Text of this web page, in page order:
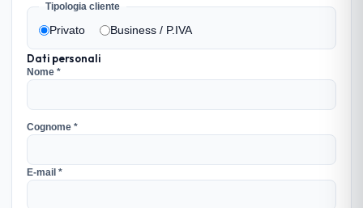
Tipologia cliente
Privato Business / P.IVA
Dati personali
Nome *
Cognome *
E-mail *